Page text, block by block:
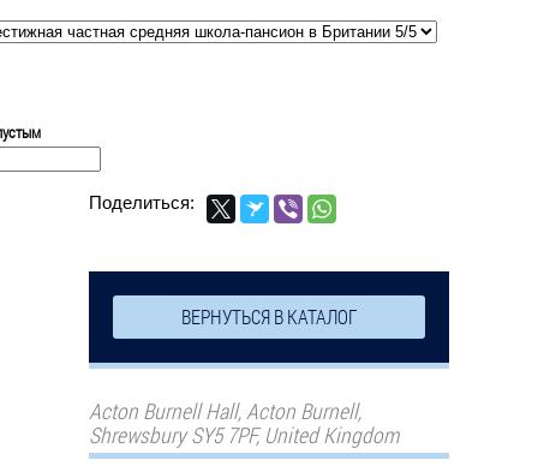
Поделиться:
ВЕРНУТЬСЯ В КАТАЛОГ
Acton Burnell Hall, Acton Burnell,
Shrewsbury SY5 7PF, United Kingdom